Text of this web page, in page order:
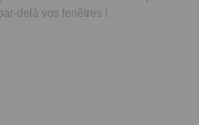
delà vos fenêtres !